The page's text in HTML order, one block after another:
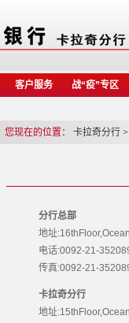
客户服务 战“疫”专区
您现在的位置： 卡拉奇分行 >
分行总部
地址
电话:0092-21-
传真:0092-21-
卡拉奇分行
地址